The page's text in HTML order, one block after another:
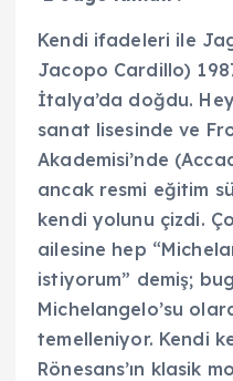
Kendi ifadeleri ile
Jacopo Cardillo)
İtalya’da doğdu.
sanat lisesinde ve
Akademisi’nde
ancak resmi eğitim
kendi yolunu çizdi.
ailesine hep
istiyorum” demiş;
Michelangelo’su
temelleniyor. Kendi
Rönesans’ın klasik